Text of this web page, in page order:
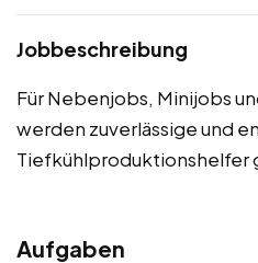
Jobbeschreibung
Für Nebenjobs, Minijobs
werden zuverlässige und
Tiefkühlproduktionshelfer
Aufgaben